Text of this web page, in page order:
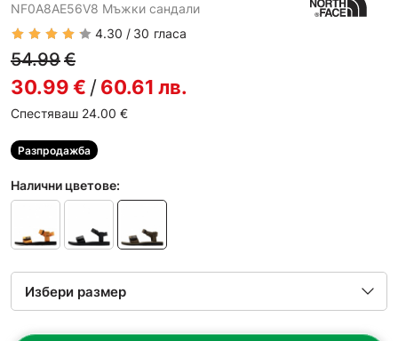
NF0A8AE56V8 Мъжки сандали
4.30
30 гласа
54.99€
30.99€ /60.61 лв.
Спестяваш 24.00 €
Разпродажба
Налични цветове: